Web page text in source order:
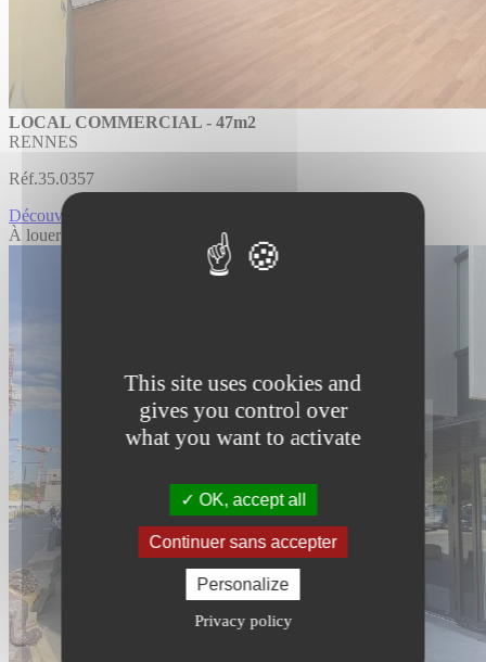
This site uses cookies and
gives you control over
what you want to activate
OK, accept all
Continuer sans accepter
Personalize
Privacy policy
LOCAL COMMERCIAL - 47m2
RENNES
Réf.35.0357
Découvrir LOCAL COMMERCIAL
À louer